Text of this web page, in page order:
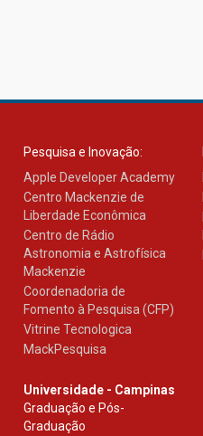
Pesquisa e Inovação:
Apple Developer Academy
Centro Mackenzie de
Liberdade Econômica
Centro de Rádio
Astronomia e Astrofísica
Mackenzie
Coordenadoria de
Fomento à Pesquisa (CFP)
Vitrine Tecnologica
MackPesquisa
Universidade - Campinas
Graduação e Pós-
Graduação